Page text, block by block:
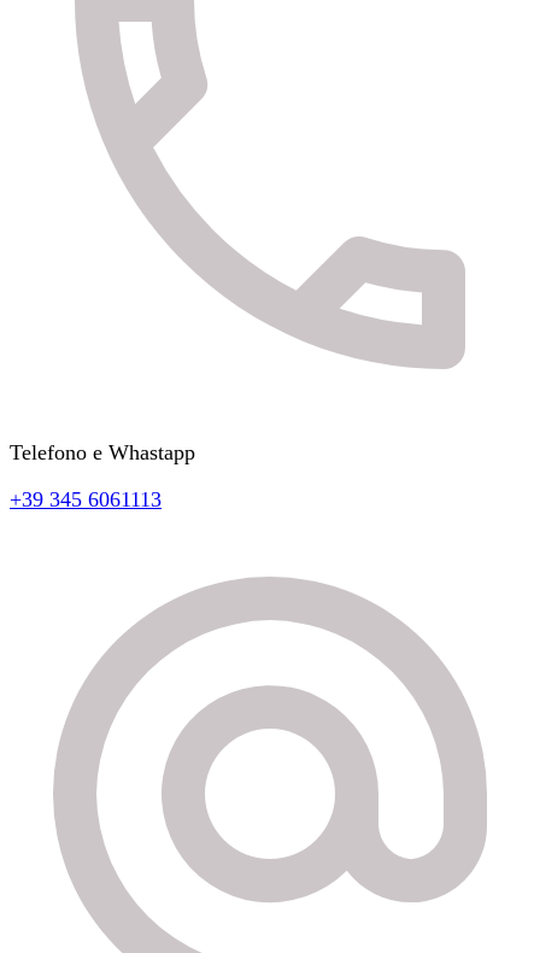
Telefono e Whastapp
+39 345 6061113